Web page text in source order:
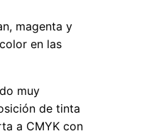
magenta y
en las
muy
de tinta
a CMYK con